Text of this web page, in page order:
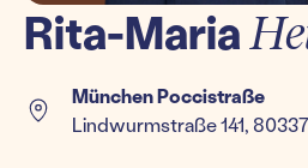
Rita-Maria
München Poccistraße
Lindwurmstraße 141,